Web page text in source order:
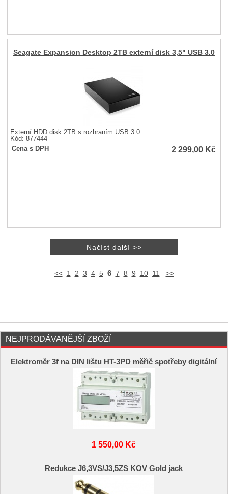
Seagate Expansion Desktop 2TB externí disk 3,5" USB 3.0
Externí HDD disk 2TB s rozhraním USB 3.0
Kód: 877444
Cena s DPH
2 299,00 Kč
<< 1 2 3 4 5 6 7 8 9 10 11 >>
NEJPRODÁVANĚJŠÍ ZBOŽÍ
Elektroměr 3f na DIN lištu HT-3PD měřič spotřeby digitální
1 550,00 Kč
Redukce J6,3VS/J3,5ZS KOV Gold jack